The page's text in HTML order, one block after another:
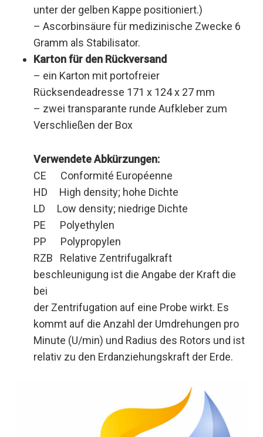
unter der gelben Kappe positioniert.)
– Ascorbinsäure für medizinische Zwecke 6
Gramm als Stabilisator.
Karton für den Rückversand
– ein Karton mit portofreier
Rücksendeadresse 171 x 124 x 27 mm
– zwei transparante runde Aufkleber zum
Verschließen der Box
Verwendete Abkürzungen:
CE Conformité Européenne
HD High density; hohe Dichte
LD Low density; niedrige Dichte
PE Polyethylen
PP Polypropylen
RZB Relative Zentrifugalkraft
beschleunigung ist die Angabe der Kraft die
bei
der Zentrifugation auf eine Probe wirkt. Es
kommt auf die Anzahl der Umdrehungen pro
Minute (U/min) und Radius des Rotors und ist
relativ zu den Erdanziehungskraft der Erde.